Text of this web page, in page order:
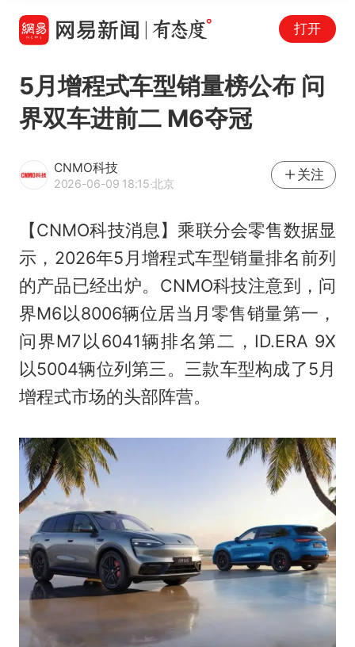
打开
5月增程式车型销量榜公布 问
界双车进前二 M6夺冠
CNMO科技
2026-06-09 18:15·北京
关注
【CNMO科技消息】乘联分会零售数据显
示，2026年5月增程式车型销量排名前列
的产品已经出炉。CNMO科技注意到，问
界M6以8006辆位居当月零售销量第一，
问界M7以6041辆排名第二，ID.ERA 9X
以5004辆位列第三。三款车型构成了5月
增程式市场的头部阵营。